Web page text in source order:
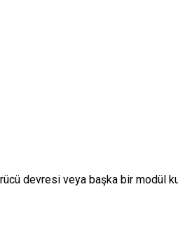
devresi veya başka bir modül